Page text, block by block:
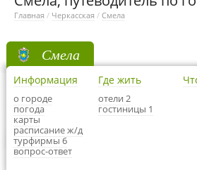
Главная / Черкасская / Смела
Смела
Информация
о городе
погода
карты
расписание ж/д
турфирмы 6
вопрос-ответ
Где жить
отели 2
гостиницы 1